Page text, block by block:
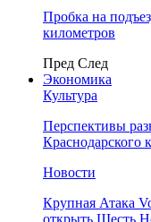
Пробка на
километров
Пред След
Экономика
Культура
Перспективы
Краснодарского
Новости
Крупная Атака
открыть Шесть